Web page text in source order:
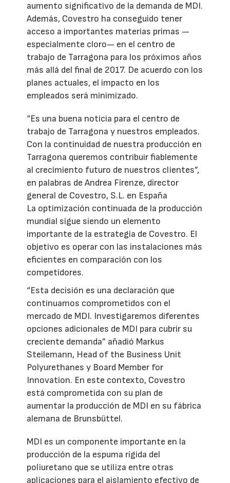
aumento significativo de la demanda de MDI.
Además, Covestro ha conseguido tener
acceso a importantes materias primas —
especialmente cloro— en el centro de
trabajo de Tarragona para los próximos años
más allá del final de 2017. De acuerdo con los
planes actuales, el impacto en los
empleados será minimizado.
“Es una buena noticia para el centro de
trabajo de Tarragona y nuestros empleados.
Con la continuidad de nuestra producción en
Tarragona queremos contribuir fiablemente
al crecimiento futuro de nuestros clientes”,
en palabras de Andrea Firenze, director
general de Covestro, S.L. en España
La optimización continuada de la producción
mundial sigue siendo un elemento
importante de la estrategia de Covestro. El
objetivo es operar con las instalaciones más
eficientes en comparación con los
competidores.
“Esta decisión es una declaración que
continuamos comprometidos con el
mercado de MDI. Investigaremos diferentes
opciones adicionales de MDI para cubrir su
creciente demanda” añadió Markus
Steilemann, Head of the Business Unit
Polyurethanes y Board Member for
Innovation. En este contexto, Covestro
está comprometida con su plan de
aumentar la producción de MDI en su fábrica
alemana de Brunsbüttel.
MDI es un componente importante en la
producción de la espuma rígida del
poliuretano que se utiliza entre otras
aplicaciones para el aislamiento efectivo de